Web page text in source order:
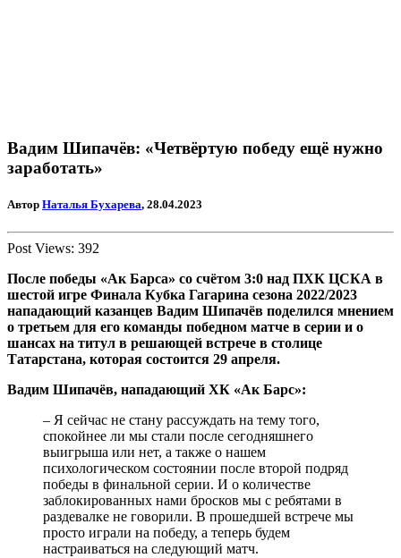
Вадим Шипачёв: «Четвёртую победу ещё нужно
заработать»
Автор Наталья Бухарева, 28.04.2023
Post Views: 392
После победы «Ак Барса» со счётом 3:0 над ПХК ЦСКА в
шестой игре Финала Кубка Гагарина сезона 2022/2023
нападающий казанцев Вадим Шипачёв поделился мнением
о третьем для его команды победном матче в серии и о
шансах на титул в решающей встрече в столице
Татарстана, которая состоится 29 апреля.
Вадим Шипачёв, нападающий ХК «Ак Барс»:
– Я сейчас не стану рассуждать на тему того,
спокойнее ли мы стали после сегодняшнего
выигрыша или нет, а также о нашем
психологическом состоянии после второй подряд
победы в финальной серии. И о количестве
заблокированных нами бросков мы с ребятами в
раздевалке не говорили. В прошедшей встрече мы
просто играли на победу, а теперь будем
настраиваться на следующий матч.